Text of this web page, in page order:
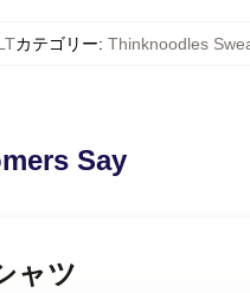
カテゴリー: Thinknoodles
Say
ャツ